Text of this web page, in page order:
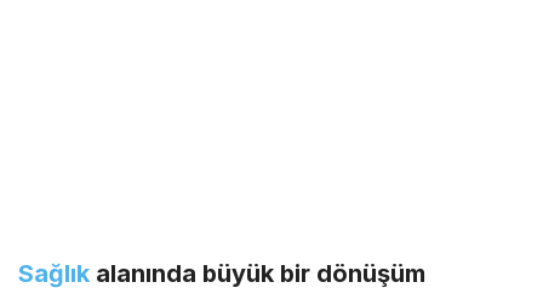
Sağlık alanında büyük bir dönüşüm